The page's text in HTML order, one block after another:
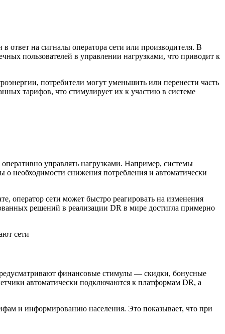
ответ на сигналы оператора сети или производителя. В
пользователей в управлении нагрузками, что приводит к
потребители могут уменьшить или перенести часть
тарифов, что стимулирует их к участию в системе
управлять нагрузками. Например, системы
необходимости снижения потребления и автоматически
оператор сети может быстро реагировать на изменения
решений в реализации DR в мире достигла примерно
финансовые стимулы — скидки, бонусные
автоматически подключаются к платформам DR, а
и информированию населения. Это показывает, что при